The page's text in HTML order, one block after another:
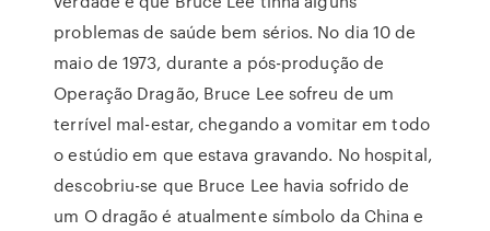
problemas de saúde bem sérios. No dia 10 de
maio de 1973, durante a pós-produção de
Operação Dragão, Bruce Lee sofreu de um
terrível mal-estar, chegando a vomitar em todo
o estúdio em que estava gravando. No hospital,
descobriu-se que Bruce Lee havia sofrido de
um O dragão é atualmente símbolo da China e